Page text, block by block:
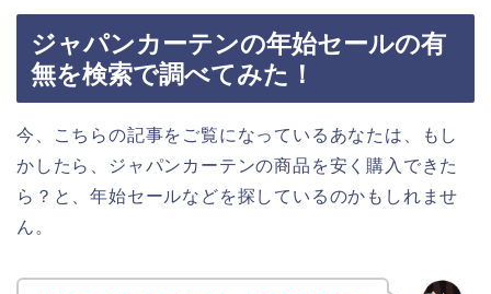
ジャパンカーテンの年始セールの有
無を検索で調べてみた！
今、こちらの記事をご覧になっているあなたは、もし
かしたら、ジャパンカーテンの商品を安く購入できた
ら？と、年始セールなどを探しているのかもしれませ
ん。